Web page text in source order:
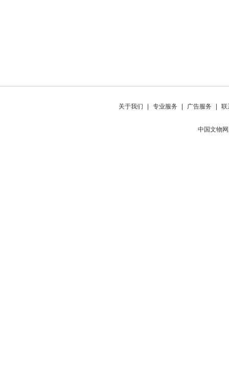
关于我们 专业服务 广告服务 联
中国文物